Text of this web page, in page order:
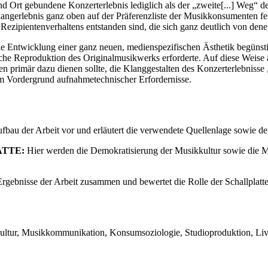
Ort gebundene Konzerterlebnis lediglich als der „zweite[...] Weg“
ganz oben auf der Präferenzliste der Musikkonsumenten
entstanden sind, die sich ganz deutlich von
einer ganz neuen, medienspezifischen Ästhetik
Reproduktion des Originalmusikwerks erforderte. Auf diese
primär dazu dienen sollte, die Klanggestalten des
aufnahmetechnischer Erfordernisse.
der Arbeit vor und erläutert die verwendete Quellenlage sowie
Hier werden die Demokratisierung der Musikkultur sowie die
der Arbeit zusammen und bewertet die Rolle der
Musikkommunikation, Konsumsoziologie, Studioproduktion,